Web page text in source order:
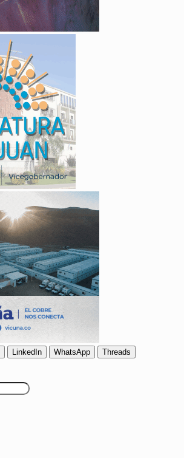
LinkedIn WhatsApp
Threads